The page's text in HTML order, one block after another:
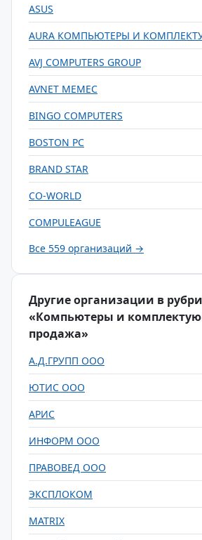
ASUS
AURA КОМПЬЮТЕРЫ И
AVJ COMPUTERS GROUP
AVNET MEMEC
BINGO COMPUTERS
BOSTON PC
BRAND STAR
CO-WORLD
COMPULEAGUE
Все 559 организаций →
Другие организации в
«Компьютеры и
продажа»
А.Д.ГРУПП ООО
ЮТИС ООО
АРИС
ИНФОРМ ООО
ПРАВОВЕД ООО
ЭКСПЛОКОМ
MATRIX